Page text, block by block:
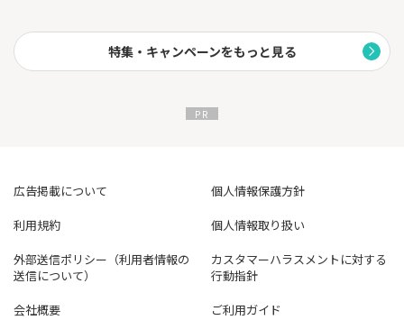
特集・キャンペーンをもっと見る
広告掲載について
個人情報保護方針
利用規約
個人情報取り扱い
外部送信ポリシー（利用者情報の
送信について）
カスタマーハラスメントに対する
行動指針
会社概要
ご利用ガイド